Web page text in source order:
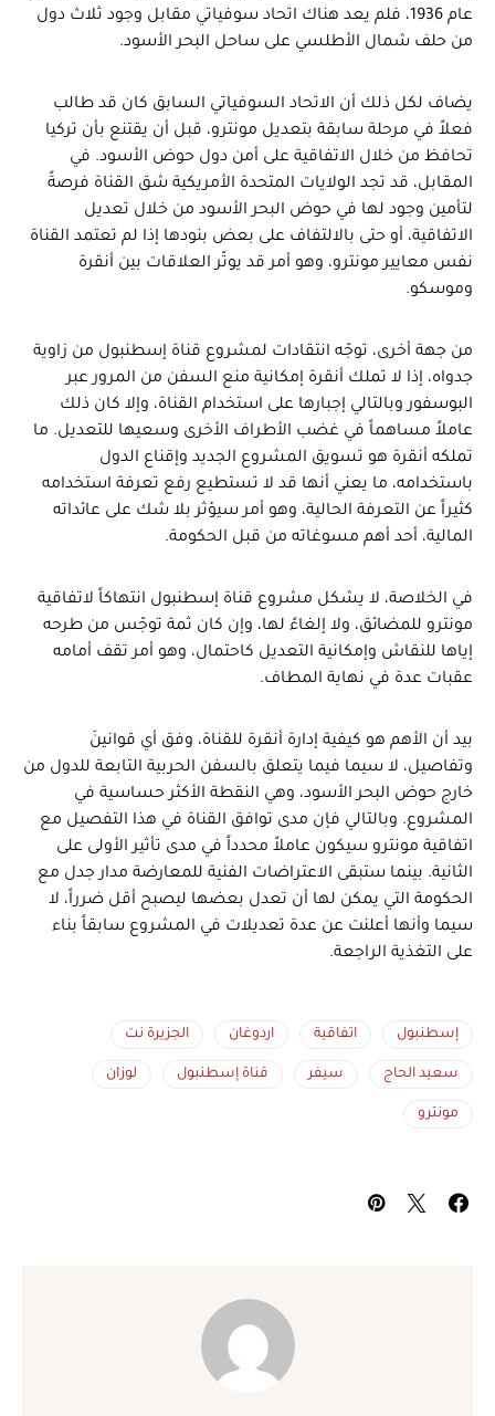
عام 1936، فلم يعد هناك اتحاد سوفياتي مقابل وجود ثلاث دول
من حلف شمال الأطلسي على ساحل البحر الأسود.
يضاف لكل ذلك أن الاتحاد السوفياتي السابق كان قد طالب
فعلاً في مرحلة سابقة بتعديل مونترو، قبل أن يقتنع بأن تركيا
تحافظ من خلال الاتفاقية على أمن دول حوض الأسود. في
المقابل، قد تجد الولايات المتحدة الأمريكية شق القناة فرصةً
لتأمين وجود لها في حوض البحر الأسود من خلال تعديل
الاتفاقية، أو حتى بالالتفاف على بعض بنودها إذا لم تعتمد القناة
نفس معايير مونترو، وهو أمر قد يوتّر العلاقات بين أنقرة
وموسكو.
من جهة أخرى، توجّه انتقادات لمشروع قناة إسطنبول من زاوية
جدواه، إذا لا تملك أنقرة إمكانية منع السفن من المرور عبر
البوسفور وبالتالي إجبارها على استخدام القناة، وإلا كان ذلك
عاملاً مساهماً في غضب الأطراف الأخرى وسعيها للتعديل. ما
تملكه أنقرة هو تسويق المشروع الجديد وإقناع الدول
باستخدامه، ما يعني أنها قد لا تستطيع رفع تعرفة استخدامه
كثيراً عن التعرفة الحالية، وهو أمر سيؤثر بلا شك على عائداته
المالية، أحد أهم مسوغاته من قبل الحكومة.
في الخلاصة، لا يشكل مشروع قناة إسطنبول انتهاكاً لاتفاقية
مونترو للمضائق، ولا إلغاءً لها، وإن كان ثمة توجّس من طرحه
إياها للنقاش وإمكانية التعديل كاحتمال، وهو أمر تقف أمامه
عقبات عدة في نهاية المطاف.
بيد أن الأهم هو كيفية إدارة أنقرة للقناة، وفق أي قوانينَ
وتفاصيل، لا سيما فيما يتعلق بالسفن الحربية التابعة للدول من
خارج حوض البحر الأسود، وهي النقطة الأكثر حساسية في
المشروع. وبالتالي فإن مدى توافق القناة في هذا التفصيل مع
اتفاقية مونترو سيكون عاملاً محدداً في مدى تأثير الأولى على
الثانية. بينما ستبقى الاعتراضات الفنية للمعارضة مدار جدل مع
الحكومة التي يمكن لها أن تعدل بعضها ليصبح أقل ضرراً، لا
سيما وأنها أعلنت عن عدة تعديلات في المشروع سابقاً بناء
على التغذية الراجعة.
إسطنبول اتفاقية اردوغان الجزيرة نت
سعيد الحاج سيفر قناة إسطنبول لوزان
مونترو